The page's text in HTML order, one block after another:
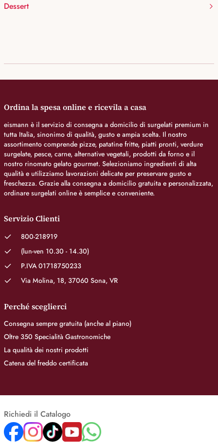
Dessert
Ordina la spesa online e ricevila a casa
eismann è il servizio di consegna a domicilio di surgelati premium in
tutta Italia, sinonimo di qualità, gusto e ampia scelta. Il nostro
assortimento comprende pizze, patatine fritte, piatti pronti, verdure
surgelate, pesce, carne, alternative vegetali, prodotti da forno e il
nostro rinomato gelato gourmet. Selezioniamo ingredienti di alta
qualità e utilizziamo lavorazioni delicate per preservare gusto e
freschezza. Grazie alla consegna a domicilio gratuita e personalizzata,
ordinare surgelati online è semplice e conveniente.
Servizio Clienti
800-218919
(lun-ven 10.30 - 14.30)
P.IVA 01718750233
Via Molina, 18, 37060 Sona, VR
Perché sceglierci
Consegna sempre gratuita (anche al piano)
Oltre 350 Specialità Gastronomiche
La qualità dei nostri prodotti
Catena del freddo certificata
Richiedi il Catalogo